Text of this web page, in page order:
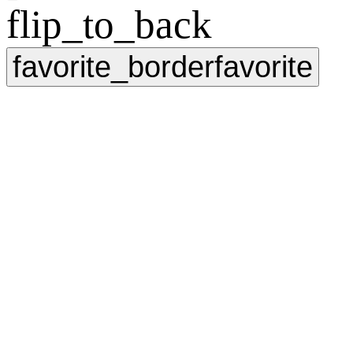
flip_to_back
favorite_borderfavorite